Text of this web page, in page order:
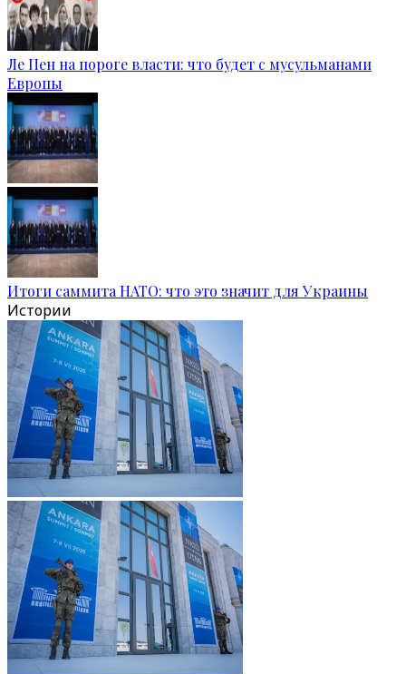
Ле Пен на пороге власти: что будет с мусульманами
Европы
Итоги саммита НАТО: что это значит для Украины
Истории